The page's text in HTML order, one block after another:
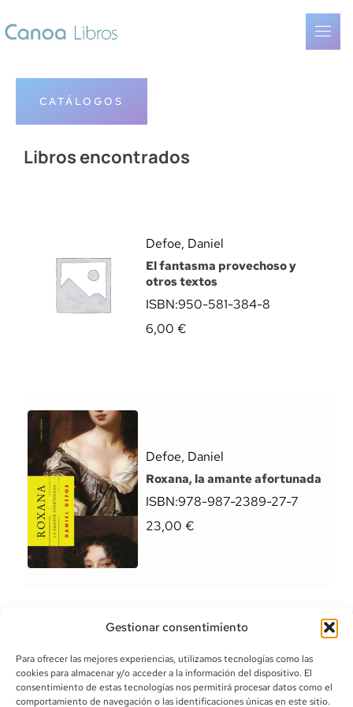
Gestionar consentimiento
Para ofrecer las mejores experiencias, utilizamos tecnologías como las
cookies para almacenar y/o acceder a la información del dispositivo. El
consentimiento de estas tecnologías nos permitirá procesar datos como el
comportamiento de navegación o las identificaciones únicas en este sitio.
CATÁLOGOS
Libros encontrados
Defoe, Daniel
El fantasma provechoso y
otros textos
ISBN:950-581-384-8
6,00 €
Defoe, Daniel
Roxana, la amante afortunada
ISBN:978-987-2389-27-7
23,00 €